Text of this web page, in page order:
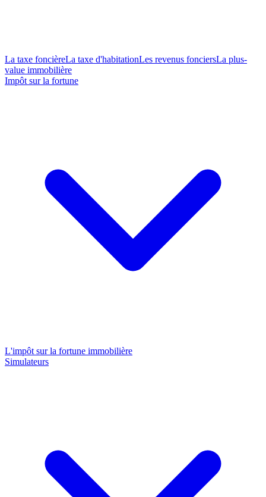
La taxe foncièreLa taxe d'habitationLes revenus fonciersLa plus-
value immobilière
Impôt sur la fortune
L'impôt sur la fortune immobilière
Simulateurs